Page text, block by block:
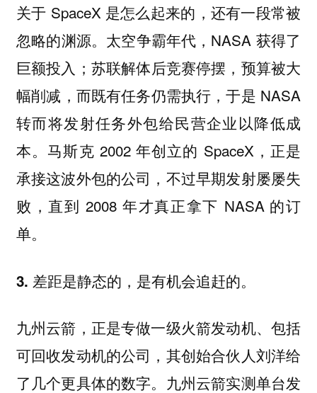
关于 SpaceX 是怎么起来的，还有一段常被
忽略的渊源。太空争霸年代，NASA 获得了
巨额投入；苏联解体后竞赛停摆，预算被大
幅削减，而既有任务仍需执行，于是 NASA
转而将发射任务外包给民营企业以降低成
本。马斯克 2002 年创立的 SpaceX，正是
承接这波外包的公司，不过早期发射屡屡失
败，直到 2008 年才真正拿下 NASA 的订
单。
3. 差距是静态的，是有机会追赶的。
九州云箭，正是专做一级火箭发动机、包括
可回收发动机的公司，其创始合伙人刘洋给
了几个更具体的数字。九州云箭实测单台发